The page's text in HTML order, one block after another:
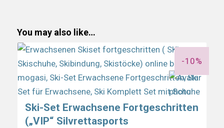
You may also like…
-10%
Ski-Set Erwachsene Fortgeschritten
(„VIP“ Silvrettasports